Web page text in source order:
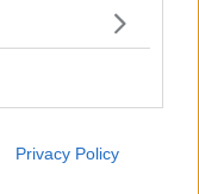
Privacy Policy